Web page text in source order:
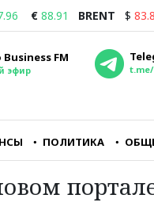
€ 88.91 BRENT $
FM
эфир t.me/
ПОЛИТИКА
Совершенно
что для